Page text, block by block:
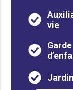
vie
Garde